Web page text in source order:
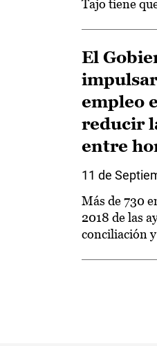
Tajo tiene
El
empleo
reducir
entre
11 de
Más de 730
2018 de las
conciliación